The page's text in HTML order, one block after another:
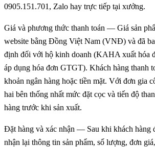
0905.151.701, Zalo hay trực tiếp tại xưởng.
Giá và phương thức thanh toán — Giá sản
website bằng Đồng Việt Nam (VNĐ) và đã
định đối với hộ kinh doanh (KAHA xuất hóa
áp dụng hóa đơn GTGT). Khách hàng thanh
khoản ngân hàng hoặc tiền mặt. Với đơn gia
hai bên thống nhất mức đặt cọc và tiến độ
hàng trước khi sản xuất.
Đặt hàng và xác nhận — Sau khi khách hàng
nhận lại thông tin sản phẩm, số lượng, đơn